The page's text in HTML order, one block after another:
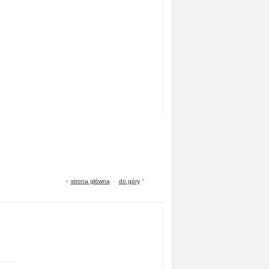
« strona główna - do góry^